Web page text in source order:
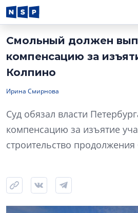
Смольный должен
компенсацию за
Колпино
Ирина Смирнова
Суд обязал власти
компенсацию за изъятие
строительство